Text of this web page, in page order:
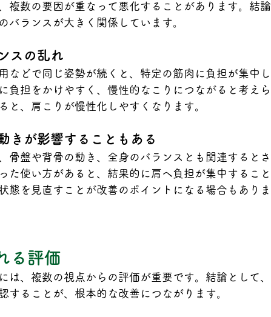
複数の要因が重なって悪化することがあります。結論
バランスが大きく関係しています。
スの乱れ
などで同じ姿勢が続くと、特定の筋肉に負担が集中し
負担をかけやすく、慢性的なこりにつながると考えら
と、肩こりが慢性化しやすくなります。
きが影響することもある
骨盤や背骨の動き、全身のバランスとも関連するとさ
た使い方があると、結果的に肩へ負担が集中すること
態を見直すことが改善のポイントになる場合もありま
る評価
は、複数の視点からの評価が重要です。結論として、
することが、根本的な改善につながります。